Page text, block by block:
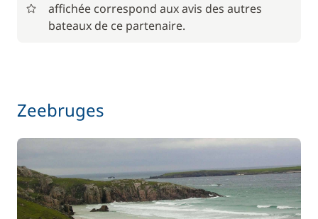
affichée correspond aux avis des autres
bateaux de ce partenaire.
Zeebruges